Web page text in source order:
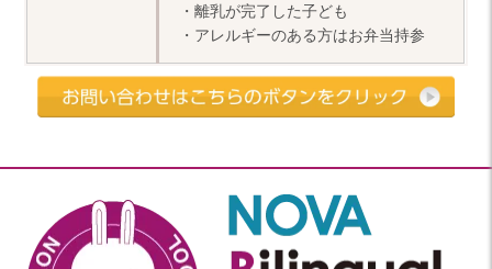
・離乳が完了した子ども
・アレルギーのある方はお弁当持参